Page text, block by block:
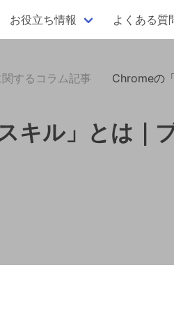
お役立ち情報 よくある質
するコラム記事 Chromeの
キル」とは｜